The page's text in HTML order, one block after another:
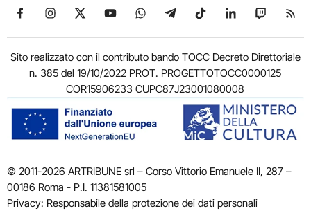
Seguici su Facebook
Seguici su Instagram
Seguici su X
Seguici su YouTube
Seguici su WhatsApp
Seguici su Telegram
Seguici su TikTok
Seguici su
Seguici
Sito realizzato con il contributo bando TOCC Decreto Direttoriale
n. 385 del 19/10/2022 PROT. PROGETTOTOCC0000125
COR15906233 CUPC87J23001080008
© 2011-2026 ARTRIBUNE srl – Corso Vittorio Emanuele II, 287 –
00186 Roma - P.I. 11381581005
Privacy: Responsabile della protezione dei dati personali